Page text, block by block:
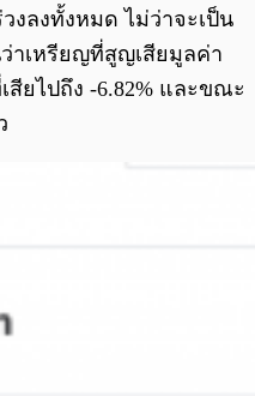
งลงทั้งหมด ไม่ว่าจะเป็น
าเหรียญที่สูญเสียมูลค่า
ยไปถึง -6.82% และขณะ